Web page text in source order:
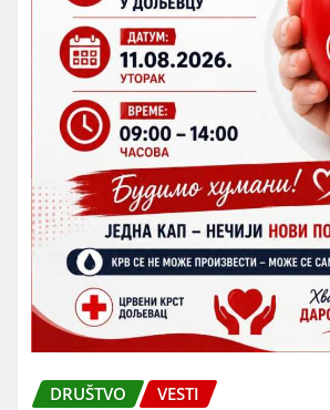
DRUŠTVO VESTI